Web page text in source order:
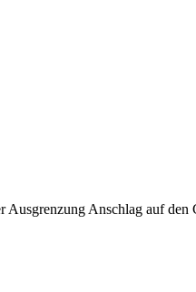
Ausgrenzung Anschlag auf